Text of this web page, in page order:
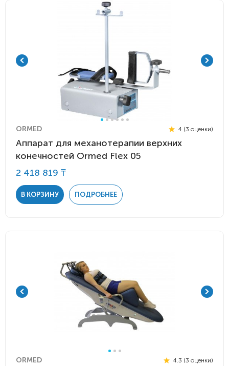
ORMED 4 (3 оценки)
Аппарат для механотерапии верхних
конечностей Ormed Flex 05
2 418 819 ₸
В КОРЗИНУ ПОДРОБНЕЕ
ORMED 4.3 (3 оценки)